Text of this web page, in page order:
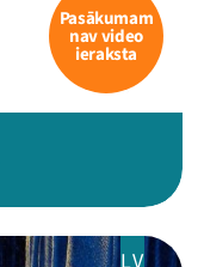
Pasākumam
nav video
ieraksta